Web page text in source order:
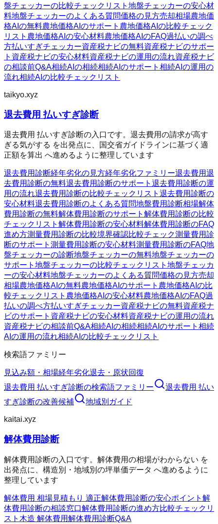
盤チェッカーの比較チェックリスト 地盤チェッカーの安心材
料地盤チェッカーのよくある質問価格の見方売却相場農地価
格AIの無料農地価格AIのサポート 農地価格AIの比較チェック
リスト 農地価格AIの安心材料農地価格AIのFAQ過払いの調べ
方払いすぎチェッカー資産税ナビの無料資産税ナビのサポー
ト 資産税ナビの安心材料資産税ナビの運用の流れ資産税ナビ
の相談前Q&A相続AIの相続相続AIのサポート 相続AIの運用の
流れ相続AIの比較チェックリスト
taikyo.xyz
退去費用 払いすぎ診断
退去費用 払いすぎ診断の入口です。退去費用の請求が高す
ぎる気がする を出発点に、国交省ガイドラインに基づく適
正額を算出 へ進めるように整理しています
退去費用診断経年劣化の見方経年劣化ファミリー退去費用退
去費用診断の無料退去費用診断のサポート 退去費用診断の運
用の流れ退去費用診断の比較チェックリスト 退去費用診断の
安心材料退去費用診断のよくある質問地盤費用診断相場解体
費用診断の無料解体費用診断のサポート 解体費用診断の比較
チェックリスト 解体費用診断の安心材料解体費用診断のFAQ
進め方測量費用診断の比較境界確認比較チェック測量費用診
断のサポート 測量費用診断の安心材料測量費用診断のFAQ地
盤チェッカーの診断地盤チェッカーの無料地盤チェッカーの
サポート 地盤チェッカーの比較チェックリスト 地盤チェッカ
ーの安心材料地盤チェッカーのよくある質問価格の見方売却
相場農地価格AIの無料農地価格AIのサポート 農地価格AIの比
較チェックリスト 農地価格AIの安心材料農地価格AIのFAQ過
払いの調べ方払いすぎチェッカー資産税ナビの無料資産税ナ
ビのサポート 資産税ナビの安心材料資産税ナビの運用の流れ
資産税ナビの相談前Q&A相続AIの相続相続AIのサポート 相続
AIの運用の流れ相続AIの比較チェックリスト
検索語ファミリー
見込み額・相場経年劣化退去・原状回復
退去費用 払いすぎ診断の検索語ファミリー
退去費用 払い
すぎ診断の改善候補 地域別ガイド
kaitai.xyz
解体費用診断
解体費用診断の入口です。解体費用の相場がわからない を
出発点に、構造別・地域別の坪単価データ へ進めるように
整理しています
解体費用 相場見積もり 適正解体費用診断の安心ポイント 解
体費用診断の相談窓口解体費用診断の進め方比較チェックリ
スト 木造 解体費用解体費用診断Q&A